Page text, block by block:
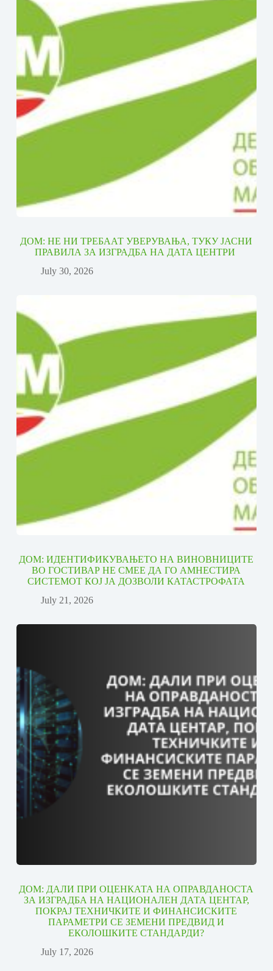
ДОМ: НЕ НИ ТРЕБААТ УВЕРУВАЊА, ТУКУ ЈАСНИ
ПРАВИЛА ЗА ИЗГРАДБА НА ДАТА ЦЕНТРИ
July 30, 2026
ДОМ: ИДЕНТИФИКУВАЊЕТО НА ВИНОВНИЦИТЕ
ВО ГОСТИВАР НЕ СМЕЕ ДА ГО АМНЕСТИРА
СИСТЕМОТ КОЈ ЈА ДОЗВОЛИ КАТАСТРОФАТА
July 21, 2026
ДОМ: ДАЛИ ПРИ ОЦЕНКАТА НА ОПРАВДАНОСТА
ЗА ИЗГРАДБА НА НАЦИОНАЛЕН ДАТА ЦЕНТАР,
ПОКРАЈ ТЕХНИЧКИТЕ И ФИНАНСИСКИТЕ
ПАРАМЕТРИ СЕ ЗЕМЕНИ ПРЕДВИД И
ЕКОЛОШКИТЕ СТАНДАРДИ?
July 17, 2026